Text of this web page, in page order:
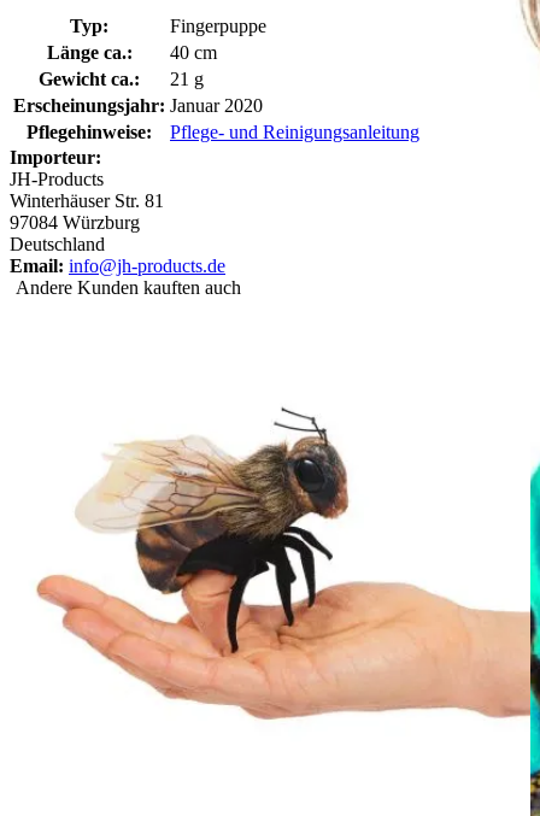
Typ:
Fingerpuppe
Länge ca.:
40 cm
Gewicht ca.:
21 g
Erscheinungsjahr: Januar 2020
Pflegehinweise:
Pflege- und Reinigungsanleitung
Importeur:
JH-Products
Winterhäuser Str. 81
97084 Würzburg
Deutschland
Email: info@jh-products.de
Andere Kunden kauften auch